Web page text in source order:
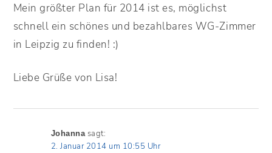
Mein größter Plan für 2014 ist es, möglichst
schnell ein schönes und bezahlbares WG-Zimmer
in Leipzig zu finden! :)
Liebe Grüße von Lisa!
Johanna sagt:
2. Januar 2014 um 10:55 Uhr